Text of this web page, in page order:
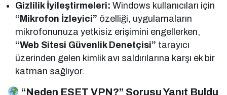
Gizlilik İyileştirmeleri: Windows kullanıcıları için
“Mikrofon İzleyici” özelliği, uygulamaların
mikrofonunuza yetkisiz erişimini engellerken,
“Web Sitesi Güvenlik Denetçisi” tarayıcı
üzerinden gelen kimlik avı saldırılarına karşı ek bir
katman sağlıyor.
“Neden ESET VPN?” Sorusu Yanıt Buldu